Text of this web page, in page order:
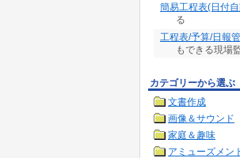
簡易工程表(日付
る
工程表/予算/日報
もできる現場
カテゴリーから選ぶ
文書作成
画像＆サウンド
家庭＆趣味
アミューズメン